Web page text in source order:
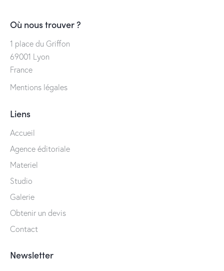
Où nous trouver ?
1 place du Griffon
69001 Lyon
France
Mentions légales
Liens
Accueil
Agence éditoriale
Materiel
Studio
Galerie
Obtenir un devis
Contact
Newsletter